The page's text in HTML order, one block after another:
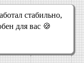
стабильно,
для вас 🍪